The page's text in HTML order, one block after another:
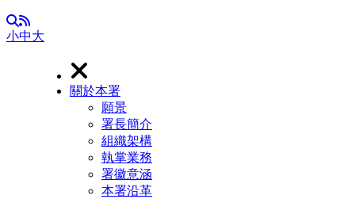
全文檢索
RSS
小中大
關於本署
願景
署長簡介
組織架構
執掌業務
署徽意涵
本署沿革